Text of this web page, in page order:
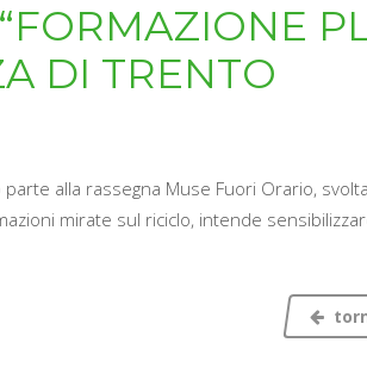
DI TRENTO
alla rassegna Muse Fuori Orario,
mirate sul riciclo, intende